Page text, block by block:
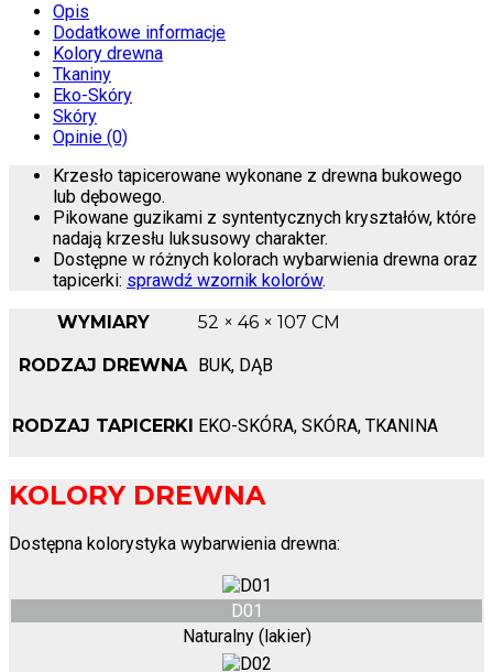
Opis
Dodatkowe informacje
Kolory drewna
Tkaniny
Eko-Skóry
Skóry
Opinie (0)
Krzesło tapicerowane wykonane z drewna bukowego
lub dębowego.
Pikowane guzikami z syntentycznych kryształów, które
nadają krzesłu luksusowy charakter.
Dostępne w różnych kolorach wybarwienia drewna oraz
tapicerki: sprawdź wzornik kolorów.
WYMIARY
52 × 46 × 107 CM
RODZAJ DREWNA BUK, DĄB
RODZAJ TAPICERKI EKO-SKÓRA, SKÓRA, TKANINA
KOLORY DREWNA
Dostępna kolorystyka wybarwienia drewna:
D01
Naturalny (lakier)